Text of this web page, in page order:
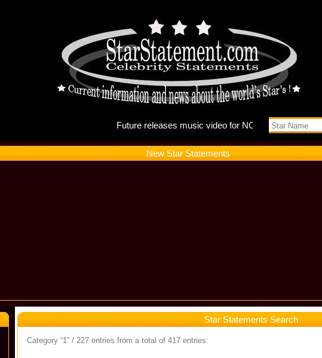
Future
New Star Statements
Star Statements Search
Category “1” / 227 entries from a total of 417 entries: